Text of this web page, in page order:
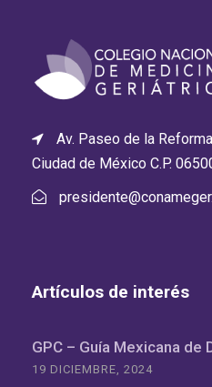
Av. Paseo de la
Ciudad de México C.P.
Artículos de interés
GPC – Guía Mexicana de
19 DICIEMBRE, 2024